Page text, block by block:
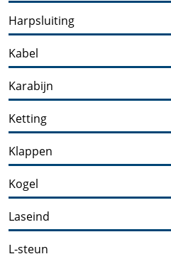
Harpsluiting
Kabel
Karabijn
Ketting
Klappen
Kogel
Laseind
L-steun